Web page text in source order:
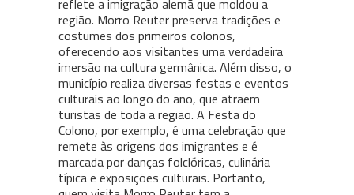
reflete a imigração alemã que moldou a
região. Morro Reuter preserva tradições e
costumes dos primeiros colonos,
oferecendo aos visitantes uma verdadeira
imersão na cultura germânica. Além disso, o
município realiza diversas festas e eventos
culturais ao longo do ano, que atraem
turistas de toda a região. A Festa do
Colono, por exemplo, é uma celebração que
remete às origens dos imigrantes e é
marcada por danças folclóricas, culinária
típica e exposições culturais. Portanto,